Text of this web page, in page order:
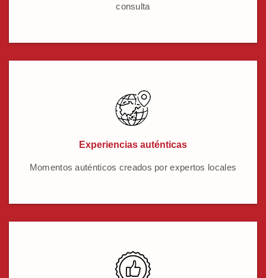
consulta
Experiencias auténticas
Momentos auténticos creados por expertos locales